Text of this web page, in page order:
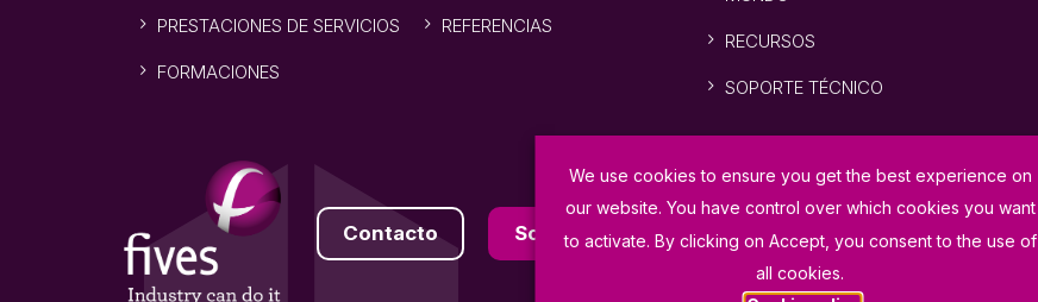
PRESTACIONES DE SERVICIOS
FORMACIONES
REFERENCIAS
RECURSOS
SOPORTE TÉCNICO
Contacto Soporte técnico
We use cookies to ensure you get the best experience on
our website. You have control over which cookies you want
to activate. By clicking on Accept, you consent to the use of
all cookies.